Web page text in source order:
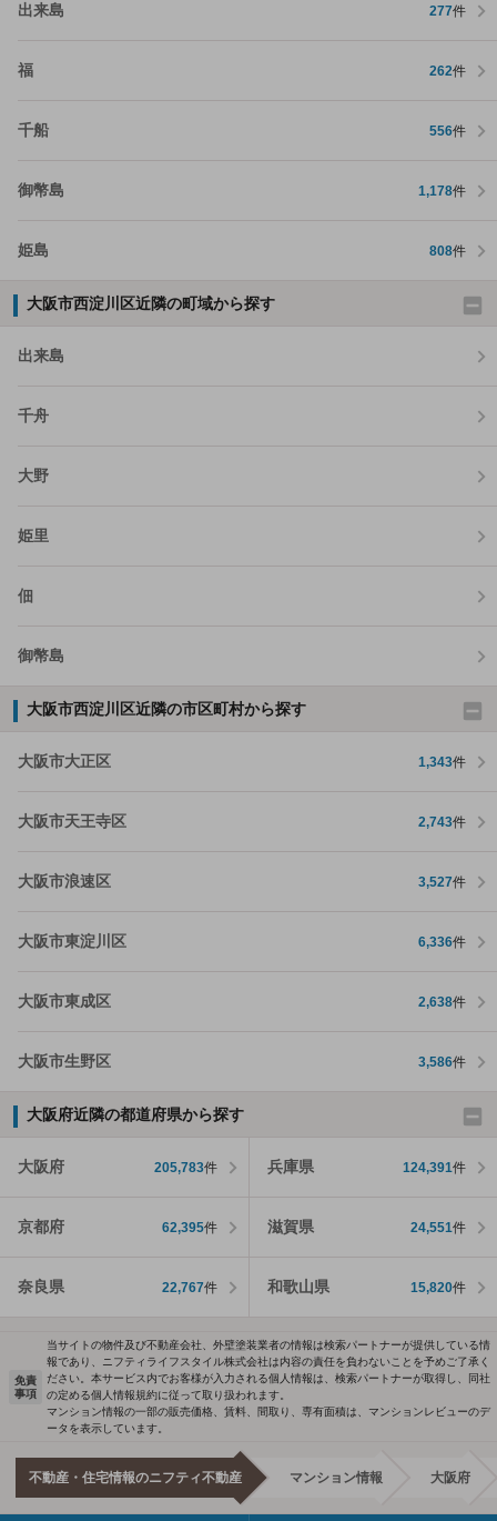
出来島 277件
福 262件
千船 556件
御幣島 1,178件
姫島 808件
大阪市西淀川区近隣の町域から探す
出来島
千舟
大野
姫里
佃
御幣島
大阪市西淀川区近隣の市区町村から探す
大阪市大正区 1,343件
大阪市天王寺区 2,743件
大阪市浪速区 3,527件
大阪市東淀川区 6,336件
大阪市東成区 2,638件
大阪市生野区 3,586件
大阪府近隣の都道府県から探す
大阪府 205,783件 兵庫県 124,391件
京都府 62,395件 滋賀県 24,551件
奈良県 22,767件 和歌山県 15,820件
免責
事項
当サイトの物件及び不動産会社、外壁塗装業者の情報は検索パートナーが提供している情
報であり、ニフティライフスタイル株式会社は内容の責任を負わないことを予めご了承く
ださい。本サービス内でお客様が入力される個人情報は、検索パートナーが取得し、同社
の定める個人情報規約に従って取り扱われます。
マンション情報の一部の販売価格、賃料、間取り、専有面積は、マンションレビューのデ
ータを表示しています。
不動産・住宅情報のニフティ不動産 マンション情報 大阪府